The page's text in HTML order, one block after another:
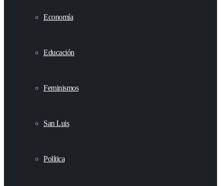
Economía
Educación
Feminismos
San Luis
Política